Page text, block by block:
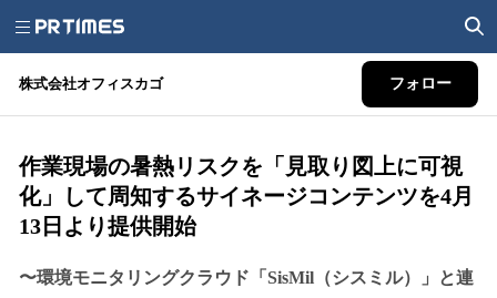
株式会社オフィスカゴ フォロー
作業現場の暑熱リスクを「見取り図上に可視
化」して周知するサイネージコンテンツを4月
13日より提供開始
〜環境モニタリングクラウド「SisMil（シスミル）」と連